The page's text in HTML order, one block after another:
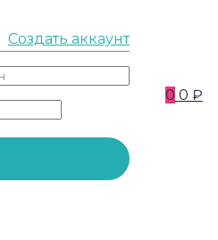
Создать аккаунт
0 0 ₽